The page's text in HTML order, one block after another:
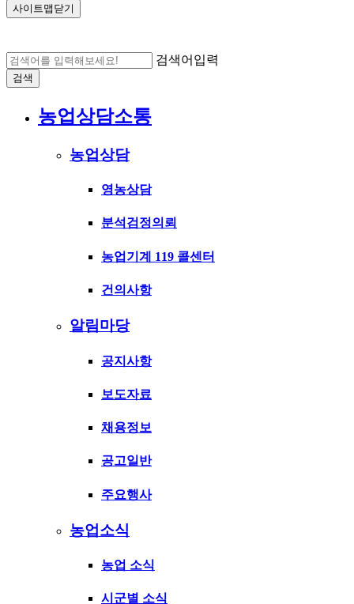
사이트맵닫기
검색어입력
검색
농업상담소통
농업상담
영농상담
분석검정의뢰
농업기계 119 콜센터
건의사항
알림마당
공지사항
보도자료
채용정보
공고일반
주요행사
농업소식
농업 소식
시군별 소식